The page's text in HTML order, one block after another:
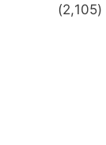
(2,105)